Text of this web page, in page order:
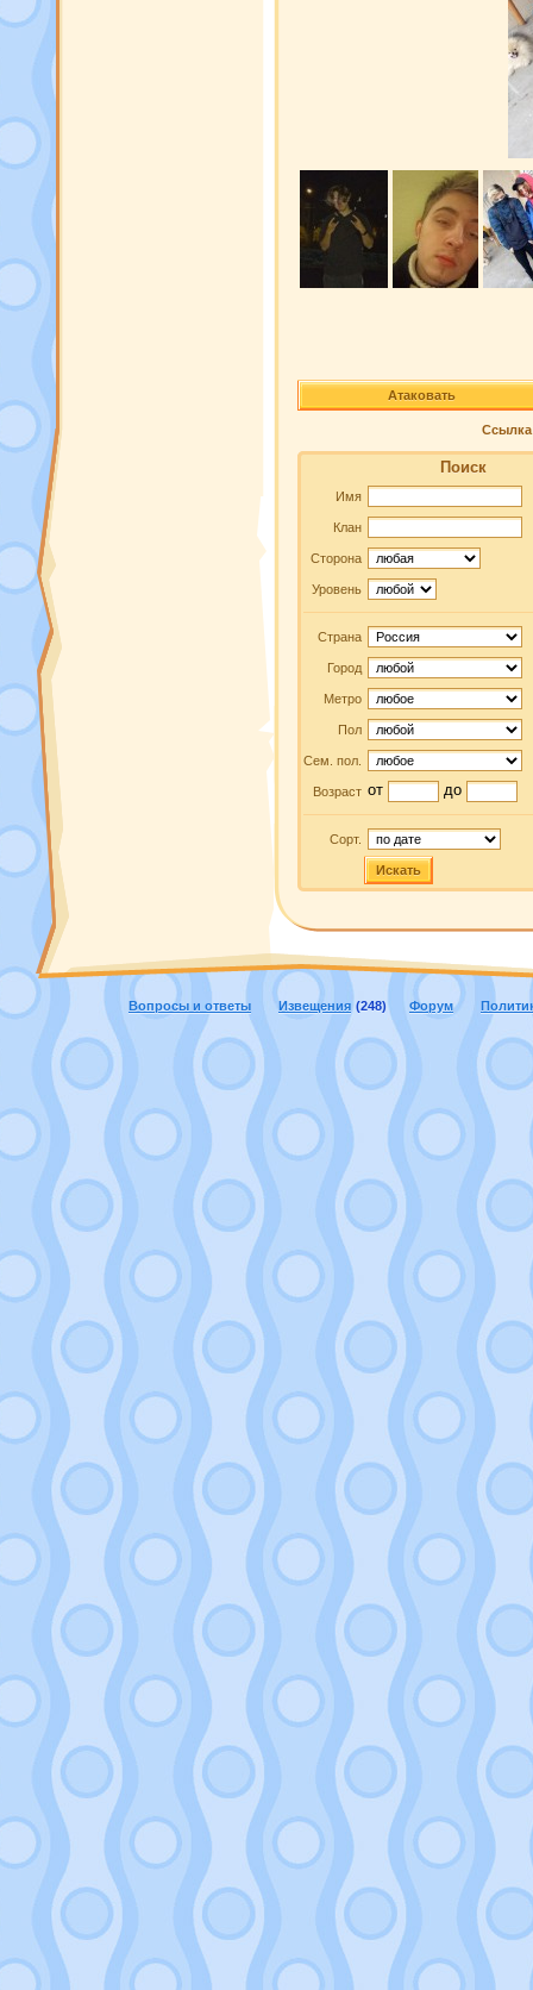
Атаковать
Ссылка
Поиск
Имя
Клан
Сторона
Уровень
Страна
Город
Метро
Пол
Сем. пол.
Возраст от до
Сорт.
Искать
Вопросы и ответы Извещения (248) Форум